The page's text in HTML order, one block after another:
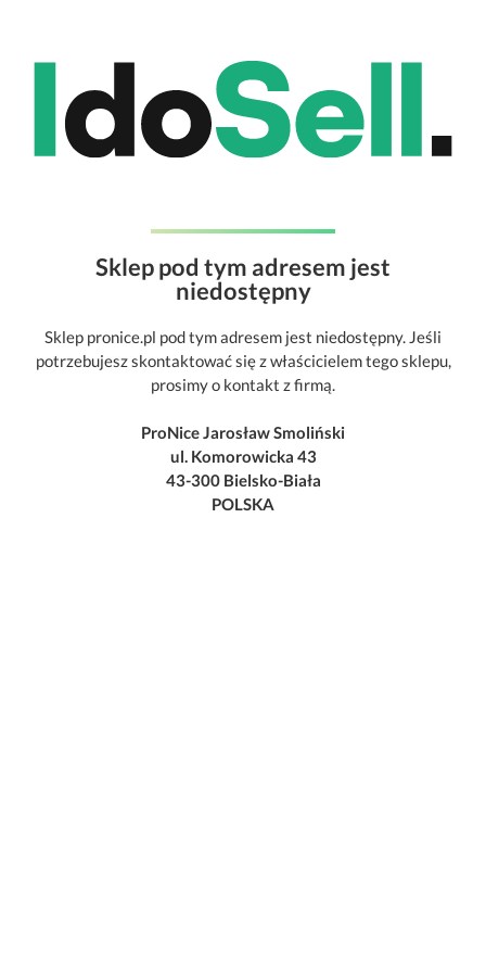
Sklep pod tym adresem jest
niedostępny
Sklep pronice.pl pod tym adresem jest niedostępny. Jeśli
potrzebujesz skontaktować się z właścicielem tego sklepu,
prosimy o kontakt z firmą.
ProNice Jarosław Smoliński
ul. Komorowicka 43
43-300 Bielsko-Biała
POLSKA